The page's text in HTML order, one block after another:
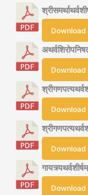
Download
Download
Download
Download
Download